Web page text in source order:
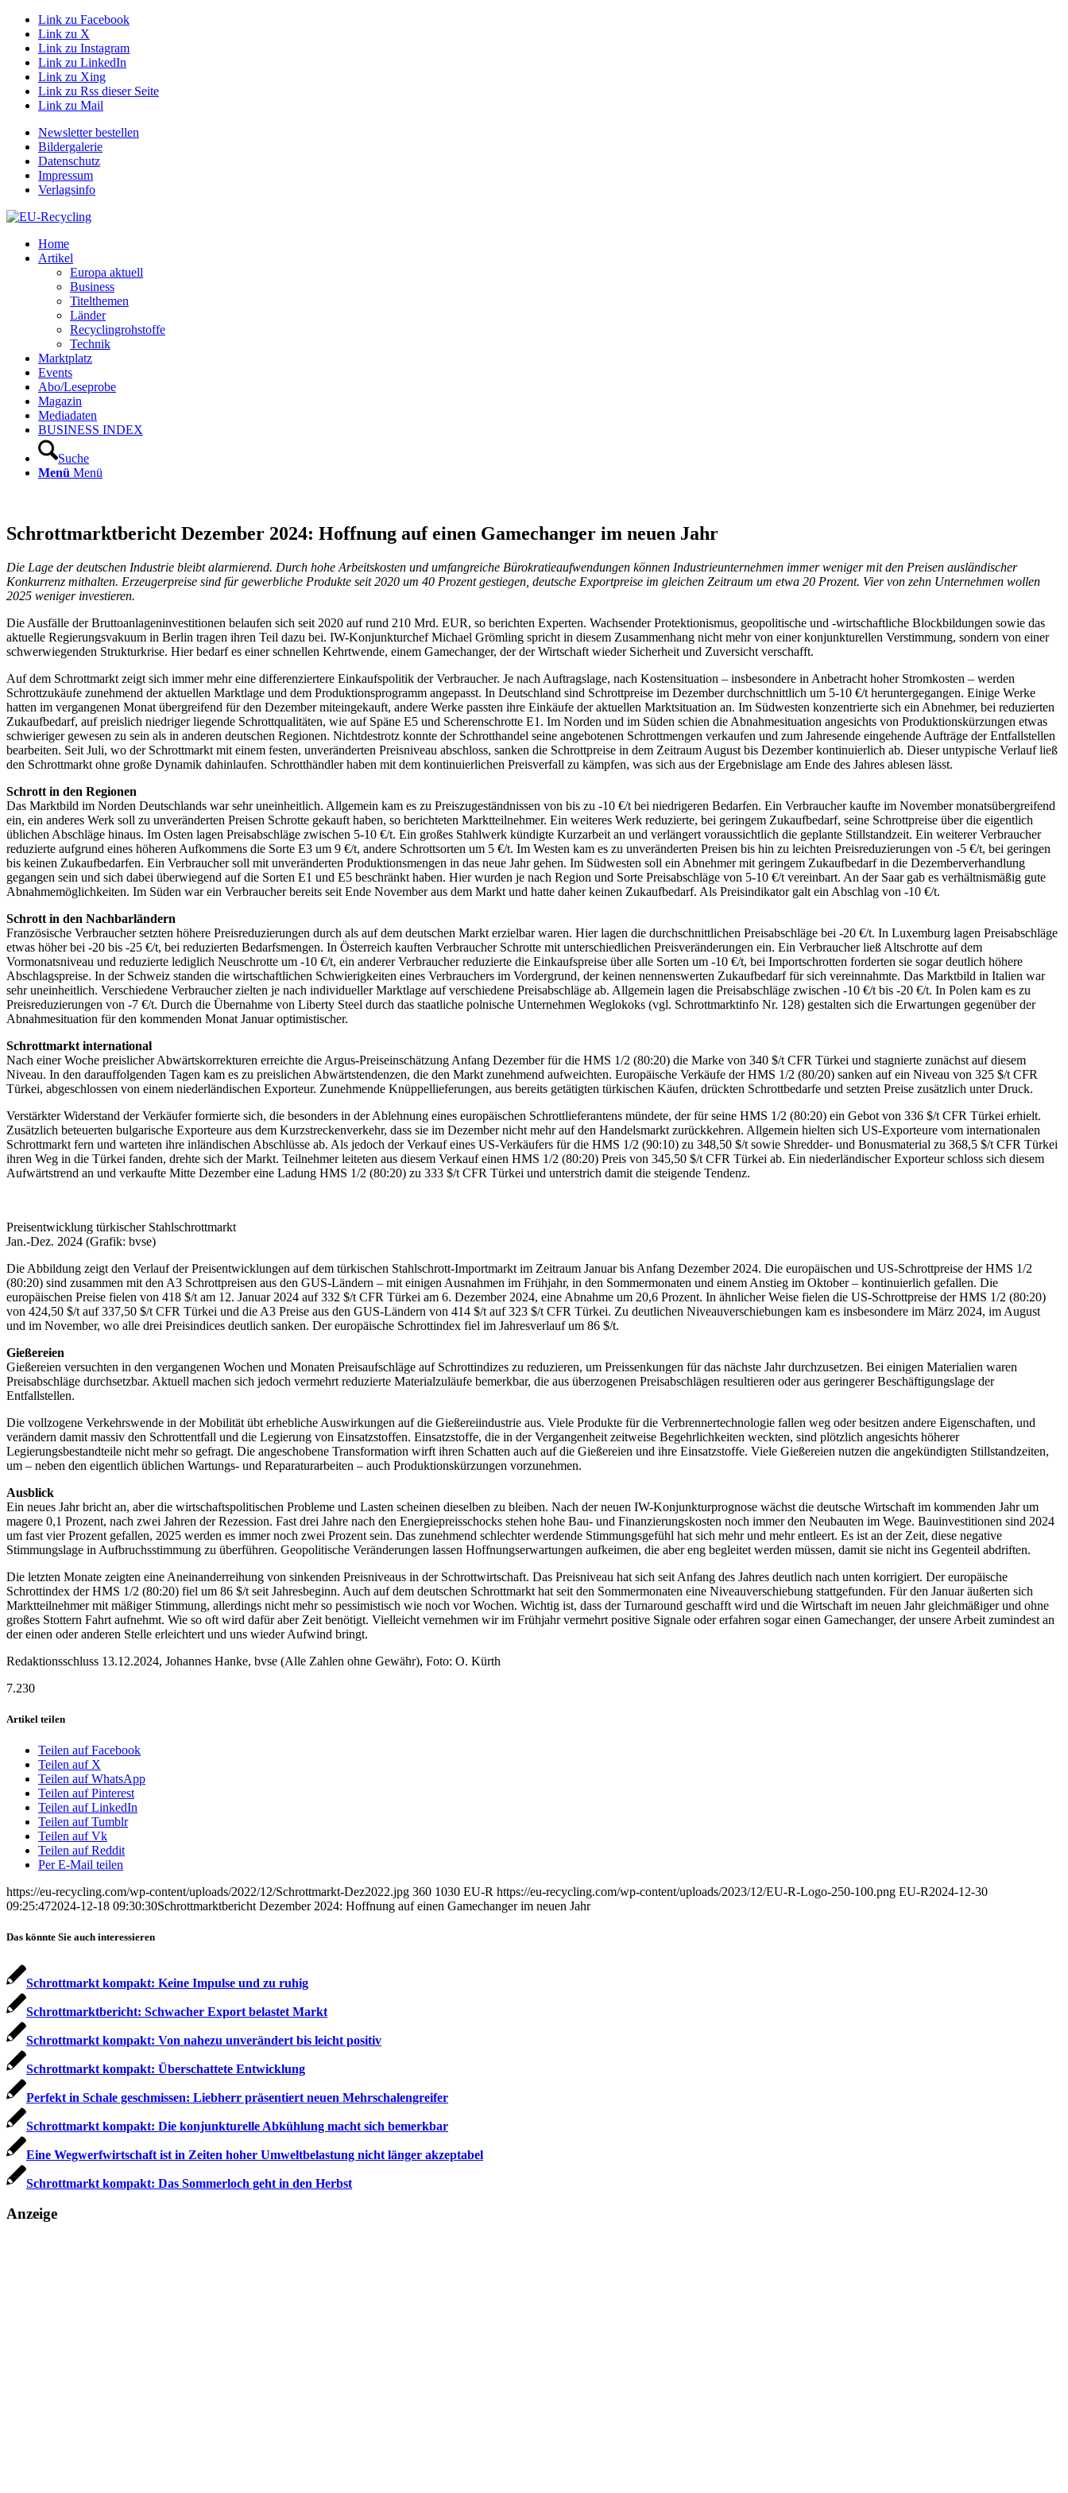
Link zu Facebook
Link zu X
Link zu Instagram
Link zu LinkedIn
Link zu Xing
Link zu Rss dieser Seite
Link zu Mail
Newsletter bestellen
Bildergalerie
Datenschutz
Impressum
Verlagsinfo
Home
Artikel
Europa aktuell
Business
Titelthemen
Länder
Recyclingrohstoffe
Technik
Marktplatz
Events
Abo/Leseprobe
Magazin
Mediadaten
BUSINESS INDEX
Suche
Menü Menü
Schrottmarktbericht Dezember 2024: Hoffnung auf einen Gamechanger im neuen Jahr
Die Lage der deutschen Industrie bleibt alarmierend. Durch hohe Arbeitskosten und umfangreiche Bürokratieaufwendungen können Industrieunternehmen immer weniger mit den Preisen ausländischer
Konkurrenz mithalten. Erzeugerpreise sind für gewerbliche Produkte seit 2020 um 40 Prozent gestiegen, deutsche Exportpreise im gleichen Zeitraum um etwa 20 Prozent. Vier von zehn Unternehmen wollen
2025 weniger investieren.
Die Ausfälle der Bruttoanlageninvestitionen belaufen sich seit 2020 auf rund 210 Mrd. EUR, so berichten Experten. Wachsender Protektionismus, geopolitische und -wirtschaftliche Blockbildungen sowie das
aktuelle Regierungsvakuum in Berlin tragen ihren Teil dazu bei. IW-Konjunkturchef Michael Grömling spricht in diesem Zusammenhang nicht mehr von einer konjunkturellen Verstimmung, sondern von einer
schwerwiegenden Strukturkrise. Hier bedarf es einer schnellen Kehrtwende, einem Gamechanger, der der Wirtschaft wieder Sicherheit und Zuversicht verschafft.
Auf dem Schrottmarkt zeigt sich immer mehr eine differenziertere Einkaufspolitik der Verbraucher. Je nach Auftragslage, nach Kostensituation – insbesondere in Anbetracht hoher Stromkosten – werden
Schrottzukäufe zunehmend der aktuellen Marktlage und dem Produktionsprogramm angepasst. In Deutschland sind Schrottpreise im Dezember durchschnittlich um 5-10 €/t heruntergegangen. Einige Werke
hatten im vergangenen Monat übergreifend für den Dezember miteingekauft, andere Werke passten ihre Einkäufe der aktuellen Marktsituation an. Im Südwesten konzentrierte sich ein Abnehmer, bei reduzierten
Zukaufbedarf, auf preislich niedriger liegende Schrottqualitäten, wie auf Späne E5 und Scherenschrotte E1. Im Norden und im Süden schien die Abnahmesituation angesichts von Produktionskürzungen etwas
schwieriger gewesen zu sein als in anderen deutschen Regionen. Nichtdestrotz konnte der Schrotthandel seine angebotenen Schrottmengen verkaufen und zum Jahresende eingehende Aufträge der Entfallstellen
bearbeiten. Seit Juli, wo der Schrottmarkt mit einem festen, unveränderten Preisniveau abschloss, sanken die Schrottpreise in dem Zeitraum August bis Dezember kontinuierlich ab. Dieser untypische Verlauf ließ
den Schrottmarkt ohne große Dynamik dahinlaufen. Schrotthändler haben mit dem kontinuierlichen Preisverfall zu kämpfen, was sich aus der Ergebnislage am Ende des Jahres ablesen lässt.
Schrott in den Regionen
Das Marktbild im Norden Deutschlands war sehr uneinheitlich. Allgemein kam es zu Preiszugeständnissen von bis zu -10 €/t bei niedrigeren Bedarfen. Ein Verbraucher kaufte im November monatsübergreifend
ein, ein anderes Werk soll zu unveränderten Preisen Schrotte gekauft haben, so berichteten Marktteilnehmer. Ein weiteres Werk reduzierte, bei geringem Zukaufbedarf, seine Schrottpreise über die eigentlich
üblichen Abschläge hinaus. Im Osten lagen Preisabschläge zwischen 5-10 €/t. Ein großes Stahlwerk kündigte Kurzarbeit an und verlängert voraussichtlich die geplante Stillstandzeit. Ein weiterer Verbraucher
reduzierte aufgrund eines höheren Aufkommens die Sorte E3 um 9 €/t, andere Schrottsorten um 5 €/t. Im Westen kam es zu unveränderten Preisen bis hin zu leichten Preisreduzierungen von -5 €/t, bei geringen
bis keinen Zukaufbedarfen. Ein Verbraucher soll mit unveränderten Produktionsmengen in das neue Jahr gehen. Im Südwesten soll ein Abnehmer mit geringem Zukaufbedarf in die Dezemberverhandlung
gegangen sein und sich dabei überwiegend auf die Sorten E1 und E5 beschränkt haben. Hier wurden je nach Region und Sorte Preisabschläge von 5-10 €/t vereinbart. An der Saar gab es verhältnismäßig gute
Abnahmemöglichkeiten. Im Süden war ein Verbraucher bereits seit Ende November aus dem Markt und hatte daher keinen Zukaufbedarf. Als Preisindikator galt ein Abschlag von -10 €/t.
Schrott in den Nachbarländern
Französische Verbraucher setzten höhere Preisreduzierungen durch als auf dem deutschen Markt erzielbar waren. Hier lagen die durchschnittlichen Preisabschläge bei -20 €/t. In Luxemburg lagen Preisabschläge
etwas höher bei -20 bis -25 €/t, bei reduzierten Bedarfsmengen. In Österreich kauften Verbraucher Schrotte mit unterschiedlichen Preisveränderungen ein. Ein Verbraucher ließ Altschrotte auf dem
Vormonatsniveau und reduzierte lediglich Neuschrotte um -10 €/t, ein anderer Verbraucher reduzierte die Einkaufspreise über alle Sorten um -10 €/t, bei Importschrotten forderten sie sogar deutlich höhere
Abschlagspreise. In der Schweiz standen die wirtschaftlichen Schwierigkeiten eines Verbrauchers im Vordergrund, der keinen nennenswerten Zukaufbedarf für sich vereinnahmte. Das Marktbild in Italien war
sehr uneinheitlich. Verschiedene Verbraucher zielten je nach individueller Marktlage auf verschiedene Preisabschläge ab. Allgemein lagen die Preisabschläge zwischen -10 €/t bis -20 €/t. In Polen kam es zu
Preisreduzierungen von -7 €/t. Durch die Übernahme von Liberty Steel durch das staatliche polnische Unternehmen Weglokoks (vgl. Schrottmarktinfo Nr. 128) gestalten sich die Erwartungen gegenüber der
Abnahmesituation für den kommenden Monat Januar optimistischer.
Schrottmarkt international
Nach einer Woche preislicher Abwärtskorrekturen erreichte die Argus-Preiseinschätzung Anfang Dezember für die HMS 1/2 (80:20) die Marke von 340 $/t CFR Türkei und stagnierte zunächst auf diesem
Niveau. In den darauffolgenden Tagen kam es zu preislichen Abwärtstendenzen, die den Markt zunehmend aufweichten. Europäische Verkäufe der HMS 1/2 (80/20) sanken auf ein Niveau von 325 $/t CFR
Türkei, abgeschlossen von einem niederländischen Exporteur. Zunehmende Knüppellieferungen, aus bereits getätigten türkischen Käufen, drückten Schrottbedarfe und setzten Preise zusätzlich unter Druck.
Verstärkter Widerstand der Verkäufer formierte sich, die besonders in der Ablehnung eines europäischen Schrottlieferantens mündete, der für seine HMS 1/2 (80:20) ein Gebot von 336 $/t CFR Türkei erhielt.
Zusätzlich beteuerten bulgarische Exporteure aus dem Kurzstreckenverkehr, dass sie im Dezember nicht mehr auf den Handelsmarkt zurückkehren. Allgemein hielten sich US-Exporteure vom internationalen
Schrottmarkt fern und warteten ihre inländischen Abschlüsse ab. Als jedoch der Verkauf eines US-Verkäufers für die HMS 1/2 (90:10) zu 348,50 $/t sowie Shredder- und Bonusmaterial zu 368,5 $/t CFR Türkei
ihren Weg in die Türkei fanden, drehte sich der Markt. Teilnehmer leiteten aus diesem Verkauf einen HMS 1/2 (80:20) Preis von 345,50 $/t CFR Türkei ab. Ein niederländischer Exporteur schloss sich diesem
Aufwärtstrend an und verkaufte Mitte Dezember eine Ladung HMS 1/2 (80:20) zu 333 $/t CFR Türkei und unterstrich damit die steigende Tendenz.
Preisentwicklung türkischer Stahlschrottmarkt
Jan.-Dez. 2024 (Grafik: bvse)
Die Abbildung zeigt den Verlauf der Preisentwicklungen auf dem türkischen Stahlschrott-Importmarkt im Zeitraum Januar bis Anfang Dezember 2024. Die europäischen und US-Schrottpreise der HMS 1/2
(80:20) sind zusammen mit den A3 Schrottpreisen aus den GUS-Ländern – mit einigen Ausnahmen im Frühjahr, in den Sommermonaten und einem Anstieg im Oktober – kontinuierlich gefallen. Die
europäischen Preise fielen von 418 $/t am 12. Januar 2024 auf 332 $/t CFR Türkei am 6. Dezember 2024, eine Abnahme um 20,6 Prozent. In ähnlicher Weise fielen die US-Schrottpreise der HMS 1/2 (80:20)
von 424,50 $/t auf 337,50 $/t CFR Türkei und die A3 Preise aus den GUS-Ländern von 414 $/t auf 323 $/t CFR Türkei. Zu deutlichen Niveauverschiebungen kam es insbesondere im März 2024, im August
und im November, wo alle drei Preisindices deutlich sanken. Der europäische Schrottindex fiel im Jahresverlauf um 86 $/t.
Gießereien
Gießereien versuchten in den vergangenen Wochen und Monaten Preisaufschläge auf Schrottindizes zu reduzieren, um Preissenkungen für das nächste Jahr durchzusetzen. Bei einigen Materialien waren
Preisabschläge durchsetzbar. Aktuell machen sich jedoch vermehrt reduzierte Materialzuläufe bemerkbar, die aus überzogenen Preisabschlägen resultieren oder aus geringerer Beschäftigungslage der
Entfallstellen.
Die vollzogene Verkehrswende in der Mobilität übt erhebliche Auswirkungen auf die Gießereiindustrie aus. Viele Produkte für die Verbrennertechnologie fallen weg oder besitzen andere Eigenschaften, und
verändern damit massiv den Schrottentfall und die Legierung von Einsatzstoffen. Einsatzstoffe, die in der Vergangenheit zeitweise Begehrlichkeiten weckten, sind plötzlich angesichts höherer
Legierungsbestandteile nicht mehr so gefragt. Die angeschobene Transformation wirft ihren Schatten auch auf die Gießereien und ihre Einsatzstoffe. Viele Gießereien nutzen die angekündigten Stillstandzeiten,
um – neben den eigentlich üblichen Wartungs- und Reparaturarbeiten – auch Produktionskürzungen vorzunehmen.
Ausblick
Ein neues Jahr bricht an, aber die wirtschaftspolitischen Probleme und Lasten scheinen dieselben zu bleiben. Nach der neuen IW-Konjunkturprognose wächst die deutsche Wirtschaft im kommenden Jahr um
magere 0,1 Prozent, nach zwei Jahren der Rezession. Fast drei Jahre nach den Energiepreisschocks stehen hohe Bau- und Finanzierungskosten noch immer den Neubauten im Wege. Bauinvestitionen sind 2024
um fast vier Prozent gefallen, 2025 werden es immer noch zwei Prozent sein. Das zunehmend schlechter werdende Stimmungsgefühl hat sich mehr und mehr entleert. Es ist an der Zeit, diese negative
Stimmungslage in Aufbruchsstimmung zu überführen. Geopolitische Veränderungen lassen Hoffnungserwartungen aufkeimen, die aber eng begleitet werden müssen, damit sie nicht ins Gegenteil abdriften.
Die letzten Monate zeigten eine Aneinanderreihung von sinkenden Preisniveaus in der Schrottwirtschaft. Das Preisniveau hat sich seit Anfang des Jahres deutlich nach unten korrigiert. Der europäische
Schrottindex der HMS 1/2 (80:20) fiel um 86 $/t seit Jahresbeginn. Auch auf dem deutschen Schrottmarkt hat seit den Sommermonaten eine Niveauverschiebung stattgefunden. Für den Januar äußerten sich
Marktteilnehmer mit mäßiger Stimmung, allerdings nicht mehr so pessimistisch wie noch vor Wochen. Wichtig ist, dass der Turnaround geschafft wird und die Wirtschaft im neuen Jahr gleichmäßiger und ohne
großes Stottern Fahrt aufnehmt. Wie so oft wird dafür aber Zeit benötigt. Vielleicht vernehmen wir im Frühjahr vermehrt positive Signale oder erfahren sogar einen Gamechanger, der unsere Arbeit zumindest an
der einen oder anderen Stelle erleichtert und uns wieder Aufwind bringt.
Redaktionsschluss 13.12.2024, Johannes Hanke, bvse (Alle Zahlen ohne Gewähr), Foto: O. Kürth
7.230
Artikel teilen
Teilen auf Facebook
Teilen auf X
Teilen auf WhatsApp
Teilen auf Pinterest
Teilen auf LinkedIn
Teilen auf Tumblr
Teilen auf Vk
Teilen auf Reddit
Per E-Mail teilen
https://eu-recycling.com/wp-content/uploads/2022/12/Schrottmarkt-Dez2022.jpg 360 1030 EU-R https://eu-recycling.com/wp-content/uploads/2023/12/EU-R-Logo-250-100.png EU-R2024-12-30
09:25:472024-12-18 09:30:30Schrottmarktbericht Dezember 2024: Hoffnung auf einen Gamechanger im neuen Jahr
Das könnte Sie auch interessieren
Schrottmarkt kompakt: Keine Impulse und zu ruhig
Schrottmarktbericht: Schwacher Export belastet Markt
Schrottmarkt kompakt: Von nahezu unverändert bis leicht positiv
Schrottmarkt kompakt: Überschattete Entwicklung
Perfekt in Schale geschmissen: Liebherr präsentiert neuen Mehrschalengreifer
Schrottmarkt kompakt: Die konjunkturelle Abkühlung macht sich bemerkbar
Eine Wegwerfwirtschaft ist in Zeiten hoher Umweltbelastung nicht länger akzeptabel
Schrottmarkt kompakt: Das Sommerloch geht in den Herbst
Anzeige